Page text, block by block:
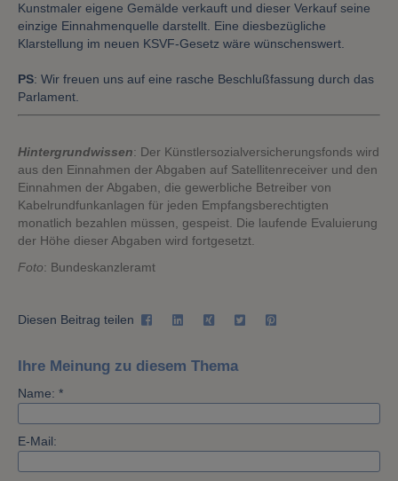
Kunstmaler eigene Gemälde verkauft und dieser Verkauf seine
einzige Einnahmenquelle darstellt. Eine diesbezügliche
Klarstellung im neuen KSVF-Gesetz wäre wünschenswert.
PS: Wir freuen uns auf eine rasche Beschlußfassung durch das
Parlament.
Hintergrundwissen: Der Künstlersozialversicherungsfonds wird
aus den Einnahmen der Abgaben auf Satellitenreceiver und den
Einnahmen der Abgaben, die gewerbliche Betreiber von
Kabelrundfunkanlagen für jeden Empfangsberechtigten
monatlich bezahlen müssen, gespeist. Die laufende Evaluierung
der Höhe dieser Abgaben wird fortgesetzt.
Foto: Bundeskanzleramt
Diesen Beitrag teilen
Ihre Meinung zu diesem Thema
Name: *
E-Mail: